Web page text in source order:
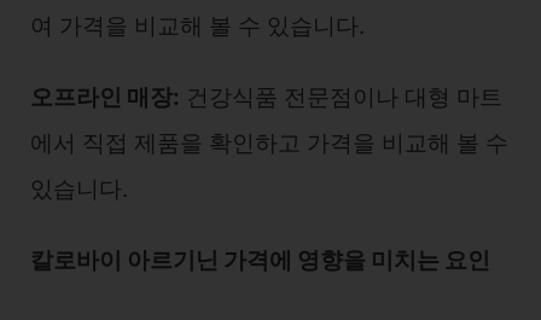
여 가격을 비교해 볼 수 있습니다.
오프라인 매장: 건강식품 전문점이나 대형 마트
에서 직접 제품을 확인하고 가격을 비교해 볼 수
있습니다.
칼로바이 아르기닌 가격에 영향을 미치는 요인